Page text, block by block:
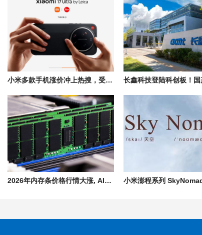
小米多款手机涨价冲上热搜，受存储芯片价格影响部分机型上调300-500元
2026年内存条价格行情大涨, AI产业引爆存储市场供需失衡, 消费端全面承压